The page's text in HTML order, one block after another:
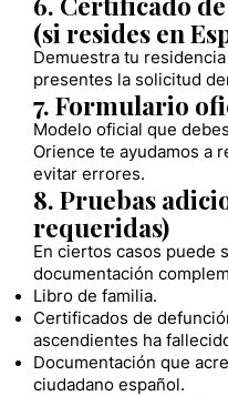
(si resides en
Demuestra tu
presentes la solicitud
7. Formulario
Modelo oficial que
Orience te ayudamos a
evitar errores.
8. Pruebas
requeridas)
En ciertos casos puede
documentación
Libro de familia.
Certificados de
ascendientes ha
Documentación que
ciudadano español.